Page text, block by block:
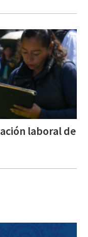
laboral de